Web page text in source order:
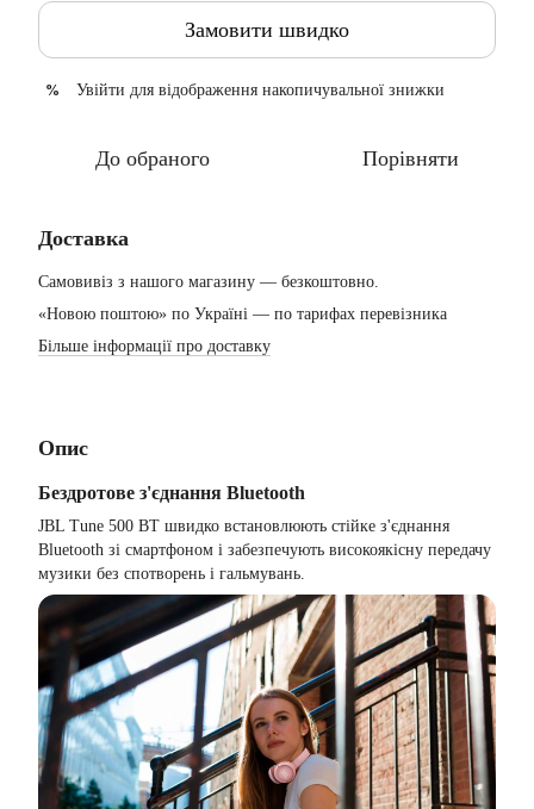
Замовити швидко
% Увійти для відображення накопичувальної знижки
До обраного Порівняти
Доставка
Самовивіз з нашого магазину — безкоштовно.
«Новою поштою» по Україні — по тарифах перевізника
Більше інформації про доставку
Опис
Бездротове з'єднання Bluetooth
JBL Tune 500 BT швидко встановлюють стійке з'єднання
Bluetooth зі смартфоном і забезпечують високоякісну передачу
музики без спотворень і гальмувань.